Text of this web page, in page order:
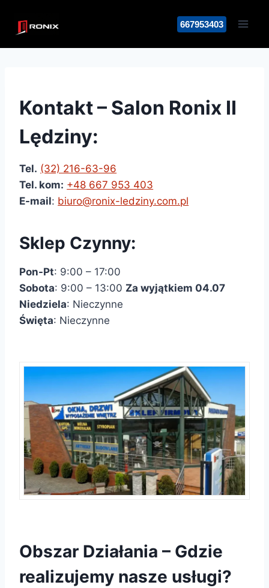
667953403
Kontakt – Salon Ronix II
Lędziny:
Tel. (32) 216-63-96
Tel. kom: +48 667 953 403
E-mail: biuro@ronix-ledziny.com.pl
Sklep Czynny:
Pon-Pt: 9:00 – 17:00
Sobota: 9:00 – 13:00 Za wyjątkiem 04.07
Niedziela: Nieczynne
Święta: Nieczynne
Obszar Działania – Gdzie
realizujemy nasze usługi?